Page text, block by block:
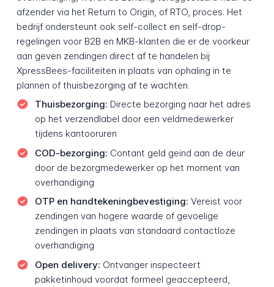
afzender via het Return to Origin, of RTO, proces. Het
bedrijf ondersteunt ook self-collect en self-drop-
regelingen voor B2B en MKB-klanten die er de voorkeur
aan geven zendingen direct af te handelen bij
XpressBees-faciliteiten in plaats van ophaling in te
plannen of thuisbezorging af te wachten.
Thuisbezorging: Directe bezorging naar het adres
op het verzendlabel door een veldmedewerker
tijdens kantooruren
COD-bezorging: Contant geld geïnd aan de deur
door de bezorgmedewerker op het moment van
overhandiging
OTP en handtekeningbevestiging: Vereist voor
zendingen van hogere waarde of gevoelige
zendingen in plaats van standaard contactloze
overhandiging
Open delivery: Ontvanger inspecteert
pakketinhoud voordat formeel geaccepteerd,